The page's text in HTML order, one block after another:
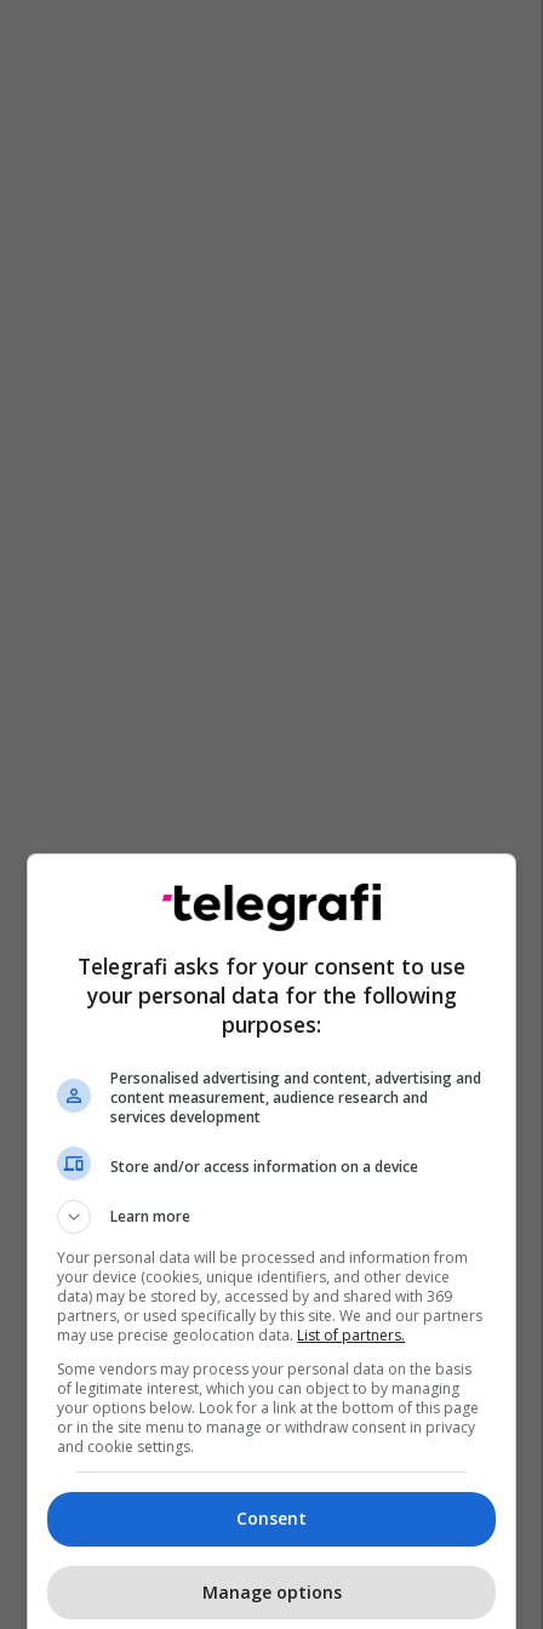
Moti Në Shqipëri
Telegrafi asks for your consent to use
your personal data for the following
purposes:
Personalised advertising and content, advertising and
content measurement, audience research and
services development
Store and/or access information on a device
Learn more
Your personal data will be processed and information from
your device (cookies, unique identifiers, and other device
data) may be stored by, accessed by and shared with 369
partners, or used specifically by this site. We and our partners
may use precise geolocation data. List of partners.
Some vendors may process your personal data on the basis
of legitimate interest, which you can object to by managing
your options below. Look for a link at the bottom of this page
or in the site menu to manage or withdraw consent in privacy
and cookie settings.
Consent
Manage options